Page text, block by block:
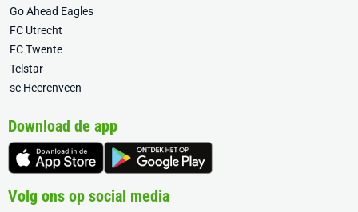
Go Ahead Eagles
FC Utrecht
FC Twente
Telstar
sc Heerenveen
Download de app
Volg ons op social media